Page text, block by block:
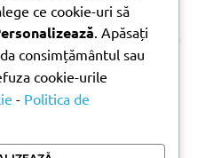
Diferențele care contează
avantajele fiecărei soluții
vopselei lavabile
pentru lucrările de
ce cookie-uri să
. Apăsați
consimțământul sau
cookie-urile
- Politica de